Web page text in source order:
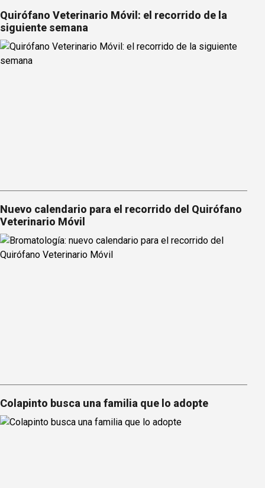
Quirófano Veterinario Móvil: el recorrido de la
siguiente semana
Nuevo calendario para el recorrido del Quirófano
Veterinario Móvil
Colapinto busca una familia que lo adopte